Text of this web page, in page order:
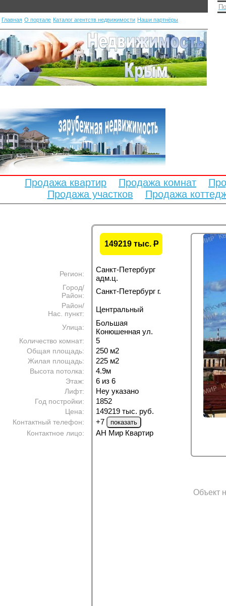
Главная О портале Каталог агентств недвижимости Наши партнёры
Продажа квартир Продажа комнат
Продажа участков
Продажа
149219 тыс.P
Регион:
Санкт-Петербург
адм.ц.
Город/
Район:
Санкт-Петербург г.
Район/
Нас. пункт:
Центральный
Улица:
Большая
Конюшенная ул.
Количество комнат: 5
Общая площадь: 250 м2
Жилая площадь: 225 м2
Высота потолка: 4.9м
Этаж: 6 из 6
Лифт: Неу указано
Год постройки: 1852
Цена: 149219 тыс. руб.
Контактный телефон: +7
Контактное лицо: АН Мир Квартир
Объект